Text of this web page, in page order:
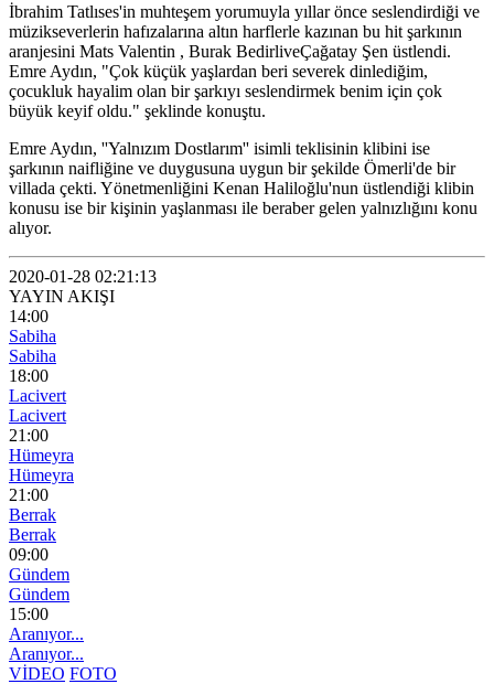
İbrahim Tatlıses'in muhteşem yorumuyla yıllar önce seslendirdiği ve
müzikseverlerin hafızalarına altın harflerle kazınan bu hit şarkının
aranjesini Mats Valentin , Burak BedirliveÇağatay Şen üstlendi.
Emre Aydın, "Çok küçük yaşlardan beri severek dinlediğim,
çocukluk hayalim olan bir şarkıyı seslendirmek benim için çok
büyük keyif oldu." şeklinde konuştu.
Emre Aydın, ''Yalnızım Dostlarım'' isimli teklisinin klibini ise
şarkının naifliğine ve duygusuna uygun bir şekilde Ömerli'de bir
villada çekti. Yönetmenliğini Kenan Haliloğlu'nun üstlendiği klibin
konusu ise bir kişinin yaşlanması ile beraber gelen yalnızlığını konu
alıyor.
2020-01-28 02:21:13
YAYIN AKIŞI
14:00
Sabiha
Sabiha
18:00
Lacivert
Lacivert
21:00
Hümeyra
Hümeyra
21:00
Berrak
Berrak
09:00
Gündem
Gündem
15:00
Aranıyor...
Aranıyor...
VİDEO FOTO